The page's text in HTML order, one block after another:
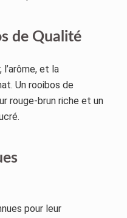
de Qualité
et la
Un rooibos de
rouge-brun riche et un
pour leur